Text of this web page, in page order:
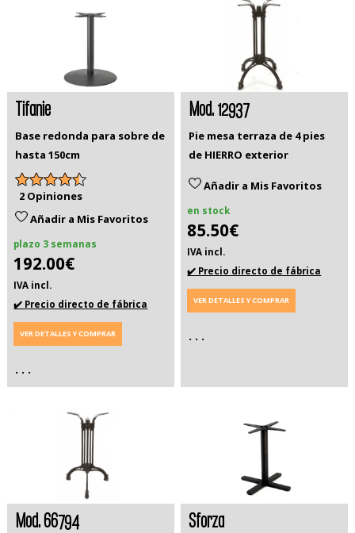
Tifanie
Base redonda para sobre de
hasta 150cm
2 Opiniones
Añadir a Mis Favoritos
plazo 3 semanas
192.00€
IVA incl.
✔️ Precio directo de fábrica
VER DETALLES Y COMPRAR
. . .
Mod. 12937
Pie mesa terraza de 4 pies
de HIERRO exterior
Añadir a Mis Favoritos
en stock
85.50€
IVA incl.
✔️ Precio directo de fábrica
VER DETALLES Y COMPRAR
. . .
Mod. 66794 Sforza